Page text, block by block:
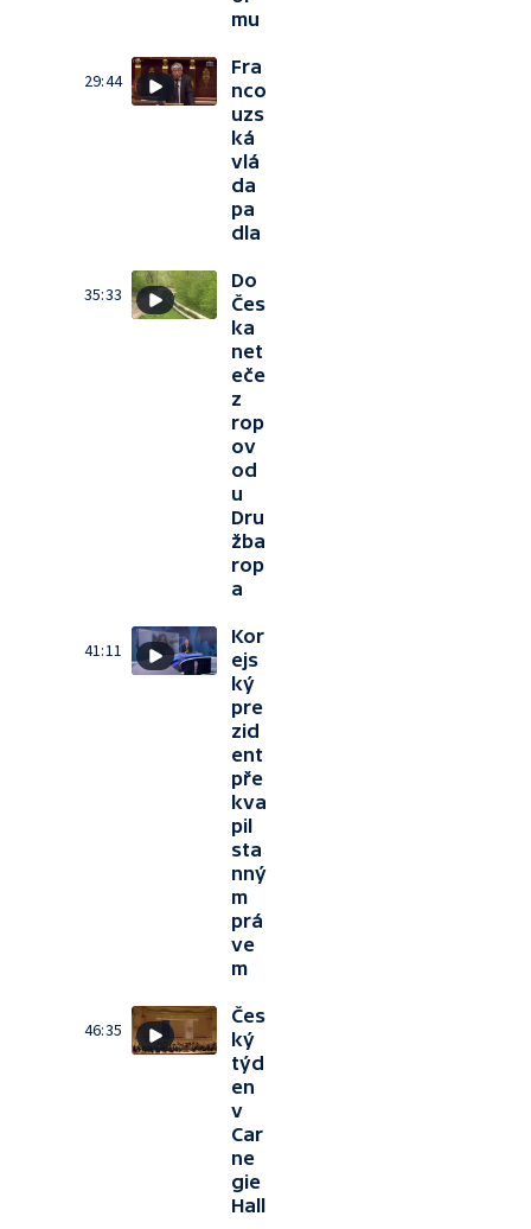
mu
29:44
Fra
nco
uzs
ká
vlá
da
pa
dla
35:33
Do
Čes
ka
net
eče
z
rop
ov
od
u
Dru
žba
rop
a
41:11
Kor
ejs
ký
pre
zid
ent
pře
kva
pil
sta
nný
m
prá
ve
m
46:35
Čes
ký
týd
en
v
Car
ne
gie
Hall